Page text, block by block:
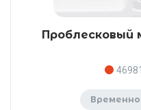
Проблесковый